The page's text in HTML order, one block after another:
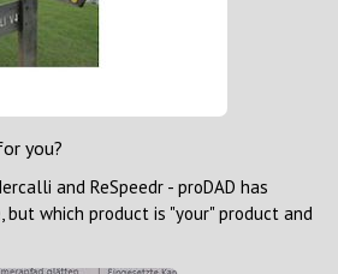
you?
and ReSpeedr - proDAD has
but which product is "your" product and